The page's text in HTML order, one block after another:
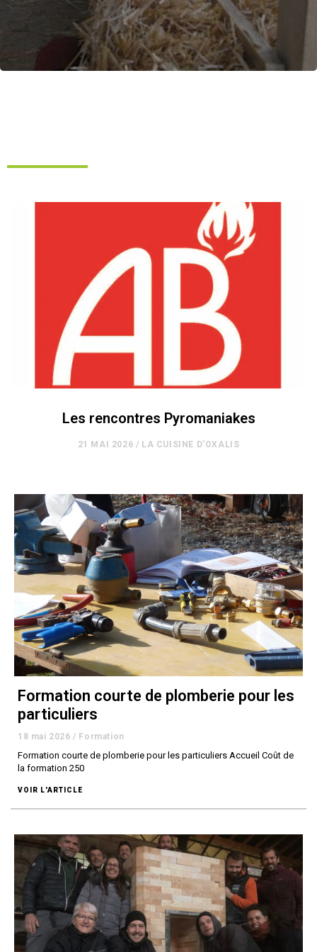
Les rencontres Pyromaniakes
21 MAI 2026 / LA CUISINE D'OXALIS
Formation courte de plomberie pour les
particuliers
18 mai 2026 / Formation
Formation courte de plomberie pour les particuliers Accueil Coût de
la formation 250
VOIR L'ARTICLE